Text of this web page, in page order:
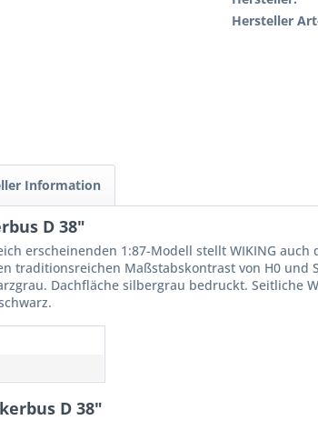
Hersteller
Information
D 38"
erscheinenden 1:87-Modell stellt WIKING
traditionsreichen Maßstabskontrast von H0
Dachfläche silbergrau bedruckt. Seitliche
D 38"